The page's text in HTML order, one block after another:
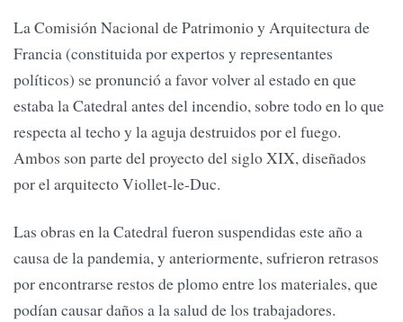
La Comisión Nacional de Patrimonio y Arquitectura de
Francia (constituida por expertos y representantes
políticos) se pronunció a favor volver al estado en que
estaba la Catedral antes del incendio, sobre todo en lo que
respecta al techo y la aguja destruidos por el fuego.
Ambos son parte del proyecto del siglo XIX, diseñados
por el arquitecto Viollet-le-Duc.
Las obras en la Catedral fueron suspendidas este año a
causa de la pandemia, y anteriormente, sufrieron retrasos
por encontrarse restos de plomo entre los materiales, que
podían causar daños a la salud de los trabajadores.